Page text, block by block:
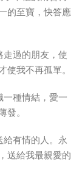
的至寶，快答應
過的朋友，使
我不再孤單。
種情結，愛一
。
有情的人。永
送給我最親愛的